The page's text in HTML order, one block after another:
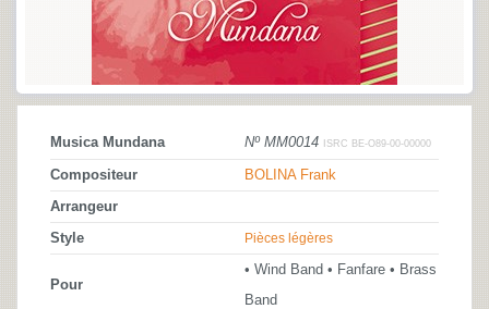
Musica Mundana Nº MM0014 ISRC BE-O89-00-00000
Compositeur BOLINA Frank
Arrangeur
Style Pièces légères
Pour
• Wind Band • Fanfare • Brass
Band